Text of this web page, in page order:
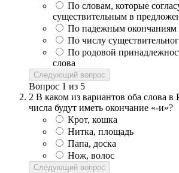
По словам, которые
существительным в
По падежным окончаниям
По числу
По родовой
слова
Следующий вопрос
Вопрос 1 из 5
2 В каком из вариантов оба слова в
числа будут иметь окончание «-и»?
Крот, кошка
Нитка, площадь
Папа, доска
Нож, волос
Следующий вопрос